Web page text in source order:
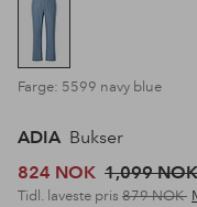
Farge: 5599 navy blue
ADIA Bukser
824 NOK 1,099 NOK
Tidl. laveste pris 879 NOK